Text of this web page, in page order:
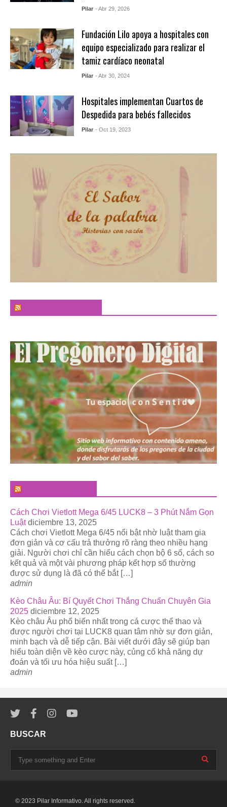
Pilar - Abr 29, 2026
Fundación Lilo apoya a hospitales con
equipo especializado para realizar el
tamiz cardíaco neonatal
Pilar - Abr 30, 2024
Hospitales implementan Cuartos de
Despedida para bebés fallecidos
Pilar - Oct 19, 2023
Cách Chơi Vietlott Mega 6/45 LUCK8 – 3 Phút Nắm Gọn
Luật diciembre 13, 2025
Cách chơi Vietlott Mega 6/45 nổi bật nhờ luật tham gia
đơn giản và cơ cấu trả thưởng rõ ràng theo nhiều hạng
giải. Người chơi chỉ cần hiểu cách chọn bộ 6 số, cách so
kết quả và một vài phương pháp kết hợp số thường
được sử dụng là đã có thể bắt […]
admin
Kèo Châu Âu: Bí Quyết Chơi Thắng Chuẩn Chuyên Gia
2025 diciembre 12, 2025
Kèo châu Âu phổ biến nhất trong cá cược thể thao và
được người chơi tại LUCK8 quan tâm nhờ sự đơn giản,
minh bạch và dễ tiếp cận. Bài viết dưới đây sẽ giúp bạn
hiểu toàn diện về kèo cược này, củng cố khả năng dự
đoán và tối ưu hóa hiệu suất […]
admin
BUSCAR
© 2023 Pilar Informativo. All rights reserved.